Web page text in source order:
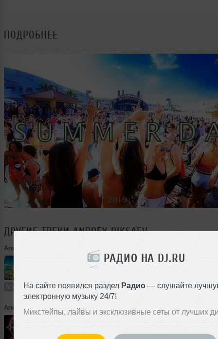
РАДИО НА DJ.RU
На сайте появился раздел Радио — слушайте
электронную музыку 24/7!
Микстейпы, лайвы и эксклюзивные сеты от лучших
ПОДРОБНЕЕ
ДРУГИЕ ТРЕКИANDREY PIKSAEV
Andrey Piksaev Meet the sun (mix 2025)
Микс В плейлист 09
Andrey Piksaev ➝ REBIRTH (mix 2025)
377 раз 154 MB, 291